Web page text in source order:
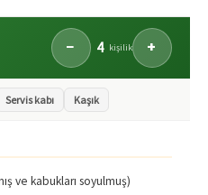
− 4 kişilik +
Servis kabı Kaşık
ve kabukları soyulmuş)